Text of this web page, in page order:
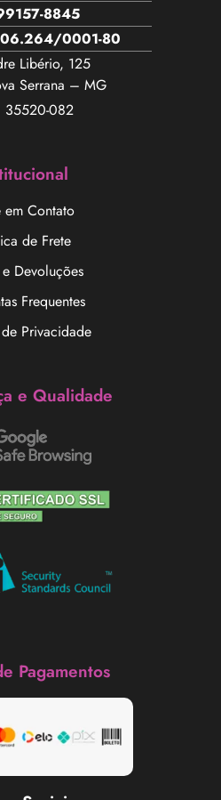
8845
0001-80
Libério, 125
Serrana – MG
35520-082
em Contato
de Frete
e Devoluções
Frequentes
Privacidade
e Qualidade
Pagamentos